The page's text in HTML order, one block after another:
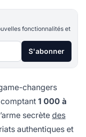
fonctionnalités et
S'abonner
changers
1 000 à
secrètedes
authentiques et